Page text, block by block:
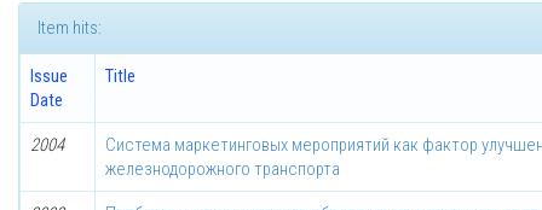
Item hits:
Issue
Date
Title
2004
Система маркетинговых мероприятий как фактор
железнодорожного транспорта